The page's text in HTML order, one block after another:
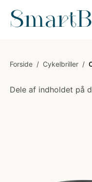
Forside / Cykelbriller /
Dele af indholdet på